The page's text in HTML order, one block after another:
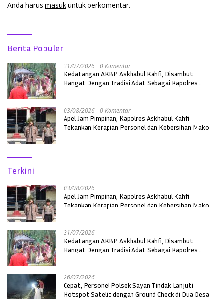
Anda harus masuk untuk berkomentar.
Berita Populer
31/07/2026 0 Komentar
Kedatangan AKBP Askhabul Kahfi, Disambut
Hangat Dengan Tradisi Adat Sebagai Kapolres
03/08/2026 0 Komentar
Apel Jam Pimpinan, Kapolres Askhabul Kahfi
Tekankan Kerapian Personel dan Kebersihan Mako
Terkini
03/08/2026
Apel Jam Pimpinan, Kapolres Askhabul Kahfi
Tekankan Kerapian Personel dan Kebersihan Mako
31/07/2026
Kedatangan AKBP Askhabul Kahfi, Disambut
Hangat Dengan Tradisi Adat Sebagai Kapolres
26/07/2026
Cepat, Personel Polsek Sayan Tindak Lanjuti
Hotspot Satelit dengan Ground Check di Dua Desa